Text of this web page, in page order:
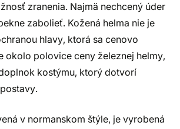
zranenia. Najmä nechcený úder
zabolieť. Kožená helma nie je
hlavy, ktorá sa cenovo
okolo polovice ceny železnej helmy,
kostýmu, ktorý dotvorí
v normanskom štýle, je vyrobená